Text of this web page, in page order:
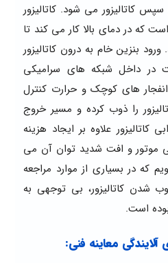
کاتالیزور می شود. کاتالیزور
که در دمای بالا کار می کند تا
بنزین خام به درون کاتالیزور
داخل شبکه های سرامیکی
های کوچک و حرارت کنترل
را ذوب کرده و مسیر خروج
علاوه بر ایجاد هزینه
موتور و افت شدید توان آن می
که در بسیاری از موارد مراجعه
شدن کاتالیزور، بی توجهی به
است.
معاینه فنی: